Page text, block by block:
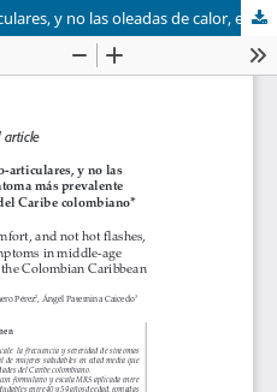
Manifestaciones músculo-articulares, y no las oleadas de calor, es el síntoma más prevalente en mujeres climatéricas del Caribe colombiano